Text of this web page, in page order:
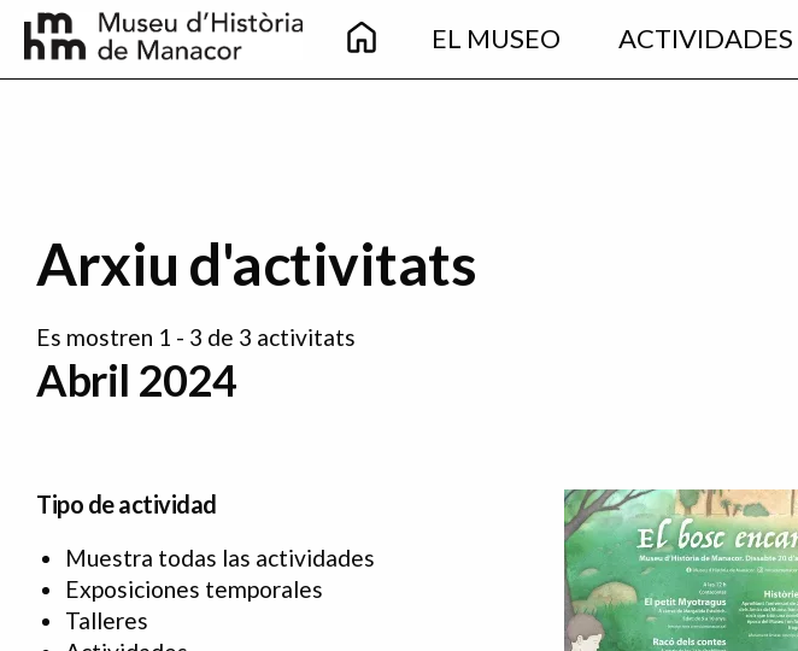
Pasar al contenido principal
Main
navigation
EL MUSEO ACTIVIDADES
Arxiu d'activitats
Es mostren 1 - 3 de 3 activitats
Abril 2024
Tipo de actividad
Muestra todas las actividades
Exposiciones temporales
Talleres